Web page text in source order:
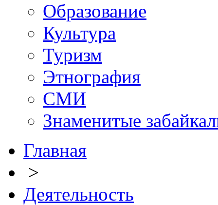
Образование
Культура
Туризм
Этнография
СМИ
Знаменитые
Главная
>
Деятельность